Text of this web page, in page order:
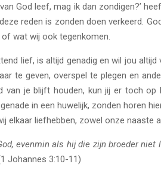
God leef, mag ik dan zondigen?’
reden is zonden doen verkeerd.
wat wij ook tegenkomen.
lief, is altijd genadig en wil jou
te geven, overspel te plegen en
je blijft houden, kun jij er toch
in een huwelijk, zonden horen
elkaar liefhebben, zowel onze naaste
evenmin als hij die zijn broeder
Johannes 3:10-11)